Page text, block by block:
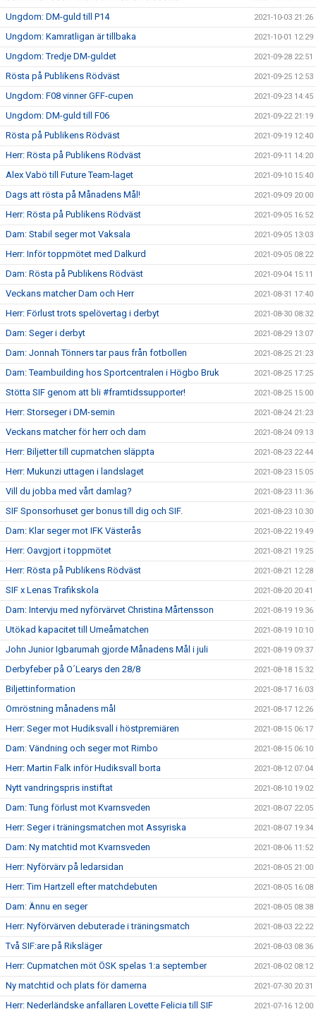
Ungdom: DM-guld till P14 2021-10-03 21:26
Ungdom: Kamratligan är tillbaka 2021-10-01 12:29
Ungdom: Tredje DM-guldet 2021-09-28 22:51
Rösta på Publikens Rödväst 2021-09-25 12:53
Ungdom: F08 vinner GFF-cupen 2021-09-23 14:45
Ungdom: DM-guld till F06 2021-09-22 21:19
Rösta på Publikens Rödväst 2021-09-19 12:40
Herr: Rösta på Publikens Rödväst 2021-09-11 14:20
Alex Vabö till Future Team-laget 2021-09-10 15:40
Dags att rösta på Månadens Mål! 2021-09-09 20:00
Herr: Rösta på Publikens Rödväst 2021-09-05 16:52
Dam: Stabil seger mot Vaksala 2021-09-05 13:03
Herr: Inför toppmötet med Dalkurd 2021-09-05 08:22
Dam: Rösta på Publikens Rödväst 2021-09-04 15:11
Veckans matcher Dam och Herr 2021-08-31 17:40
Herr: Förlust trots spelövertag i derbyt 2021-08-30 08:32
Dam: Seger i derbyt 2021-08-29 13:07
Dam: Jonnah Tönners tar paus från fotbollen 2021-08-25 21:23
Dam: Teambuilding hos Sportcentralen i Högbo Bruk 2021-08-25 17:25
Stötta SIF genom att bli #framtidssupporter! 2021-08-25 15:00
Herr: Storseger i DM-semin 2021-08-24 21:23
Veckans matcher för herr och dam 2021-08-24 09:13
Herr: Biljetter till cupmatchen släppta 2021-08-23 22:44
Herr: Mukunzi uttagen i landslaget 2021-08-23 15:05
Vill du jobba med vårt damlag? 2021-08-23 11:36
SIF Sponsorhuset ger bonus till dig och SIF. 2021-08-23 10:30
Dam: Klar seger mot IFK Västerås 2021-08-22 19:49
Herr: Oavgjort i toppmötet 2021-08-21 19:25
Herr: Rösta på Publikens Rödväst 2021-08-21 12:28
SIF x Lenas Trafikskola 2021-08-20 20:41
Dam: Intervju med nyförvärvet Christina Mårtensson 2021-08-19 19:36
Utökad kapacitet till Umeåmatchen 2021-08-19 10:10
John Junior Igbarumah gjorde Månadens Mål i juli 2021-08-19 09:37
Derbyfeber på O´Learys den 28/8 2021-08-18 15:32
Biljettinformation 2021-08-17 16:03
Omröstning månadens mål 2021-08-17 12:26
Herr: Seger mot Hudiksvall i höstpremiären 2021-08-15 06:17
Dam: Vändning och seger mot Rimbo 2021-08-15 06:10
Herr: Martin Falk inför Hudiksvall borta 2021-08-12 07:04
Nytt vandringspris instiftat 2021-08-10 19:02
Dam: Tung förlust mot Kvarnsveden 2021-08-07 22:05
Herr: Seger i träningsmatchen mot Assyriska 2021-08-07 19:34
Dam: Ny matchtid mot Kvarnsveden 2021-08-06 11:52
Herr: Nyförvärv på ledarsidan 2021-08-05 21:00
Herr: Tim Hartzell efter matchdebuten 2021-08-05 16:08
Dam: Ännu en seger 2021-08-05 08:38
Herr: Nyförvärven debuterade i träningsmatch 2021-08-03 22:22
Två SIF:are på Riksläger 2021-08-03 08:36
Herr: Cupmatchen möt ÖSK spelas 1:a september 2021-08-02 08:12
Ny matchtid och plats för damerna 2021-07-30 20:31
Herr: Nederländske anfallaren Lovette Felicia till SIF 2021-07-16 12:00